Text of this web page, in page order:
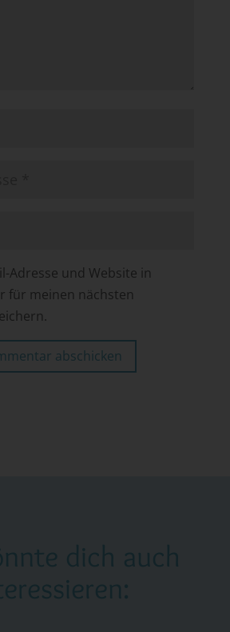
Adresse und Website in
für meinen nächsten
abschicken
dich auch